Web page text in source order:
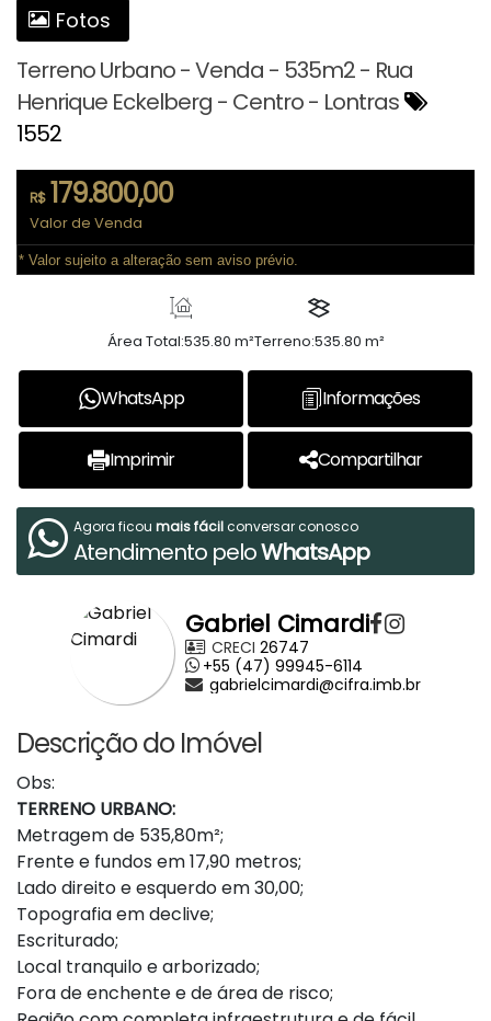
Fotos
Terreno Urbano - Venda - 535m2 - Rua
Henrique Eckelberg - Centro - Lontras
1552
R$179.800,00
Valor de Venda
* Valor sujeito a alteração sem aviso prévio.
Área Total:535.80 m²Terreno:535.80 m²
WhatsApp Informações
Imprimir Compartilhar
Agora ficou mais fácilconversar conosco
Atendimento peloWhatsApp
Gabriel Cimardi
CRECI 26747
+55 (47) 99945-6114
gabrielcimardi@cifra.imb.br
Descrição do Imóvel
Obs:
TERRENO URBANO:
Metragem de 535,80m²;
Frente e fundos em 17,90 metros;
Lado direito e esquerdo em 30,00;
Topografia em declive;
Escriturado;
Local tranquilo e arborizado;
Fora de enchente e de área de risco;